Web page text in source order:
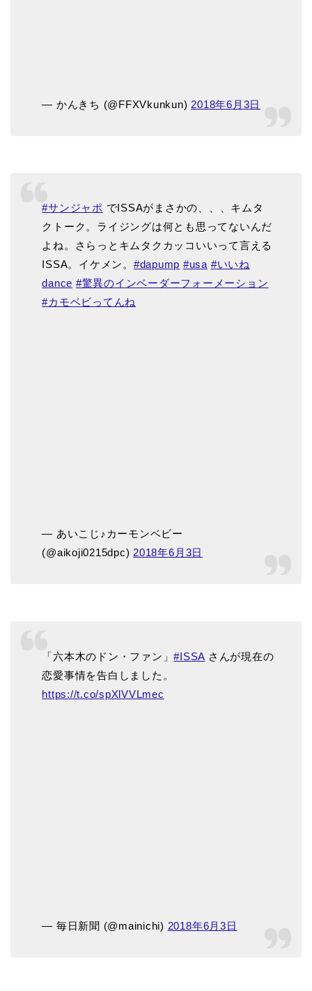
— かんきち (@FFXVkunkun) 2018年6月3日
#サンジャポ でISSAがまさかの、、、キムタ
クトーク。ライジングは何とも思ってないんだ
よね。さらっとキムタクカッコいいって言える
ISSA。イケメン。 #dapump #usa #いいね
dance #驚異のインベーダーフォーメーション
#カモベビってんね
— あいこじ♪カーモンベビー
(@aikoji0215dpc) 2018年6月3日
「六本木のドン・ファン」#ISSA さんが現在の
恋愛事情を告白しました。
https://t.co/spXlVVLmec
— 毎日新聞 (@mainichi) 2018年6月3日